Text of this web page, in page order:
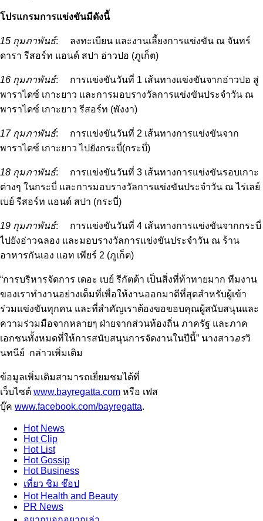
โปรแกรมการแข่งขันมีดังนี้
15 กุมภาพันธ์: ลงทะเบียน และงานเลี้ยงการแข่งขัน ณ จันทร์
ดารา รีสอร์ท แอนด์ สปา อ่าวปอ (ภูเก็ต)
16 กุมภาพันธ์: การแข่งขันวันที่ 1 เส้นทางแข่งขันจากอ่าวปอ สู่
พาราไดซ์ เกาะยาว และการมอบรางวัลการแข่งขันประจำวัน ณ
พาราไดซ์ เกาะยาว รีสอร์ท (พังงา)
17 กุมภาพันธ์: การแข่งขันวันที่ 2 เส้นทางการแข่งขันจาก
พาราไดซ์ เกาะยาว ไปยังกระบี่(กระบี่)
18 กุมภาพันธ์: การแข่งขันวันที่ 3 เส้นทางการแข่งขันรอบเกาะ
ต่างๆ ในกระบี่ และการมอบรางวัลการแข่งขันประจำวัน ณ ไร่เลย์
เบย์ รีสอร์ท แอนด์ สปา (กระบี่)
19 กุมภาพันธ์: การแข่งขันวันที่ 4 เส้นทางการแข่งขันจากกระบี่
ไปยังอ่าวฉลอง และมอบรางวัลการแข่งขันประจำวัน ณ ร้าน
อาหารกันเอง แอท เพียร์ 2 (ภูเก็ต)
“การบริหารจัดการ เดอะ เบย์ รีกัตต้า เป็นสิ่งที่ท้าทายมาก ทีมงาน
ของเราทำงานอย่างเต็มที่เพื่อให้งานออกมาดีที่สุดสำหรับผู้เข้า
ร่วมแข่งขันทุกคน และที่สำคัญเราต้องขอขอบคุณผู้สนับสนุนและ
ความร่วมมือจากหลายๆ ฝ่ายจากส่วนท้องถิ่น ภาครัฐ และภาค
เอกชนทั้งหมดที่ให้การสนับสนุนการจัดงานในปีนี้” นางสาวอรวิ
นทนีย์ กล่าวเพิ่มเติม
ข้อมูลเพิ่มเติมสามารถเยี่ยมชมได้ที่
เว็บไซต์ www.bayregatta.com หรือ เฟส
บุ๊ค www.facebook.com/bayregatta.
HotNews
HotClip
HotList
HotGossip
HotBusiness
เที่ยว ชิม ช๊อป
HotHealth and Beauty
PR News